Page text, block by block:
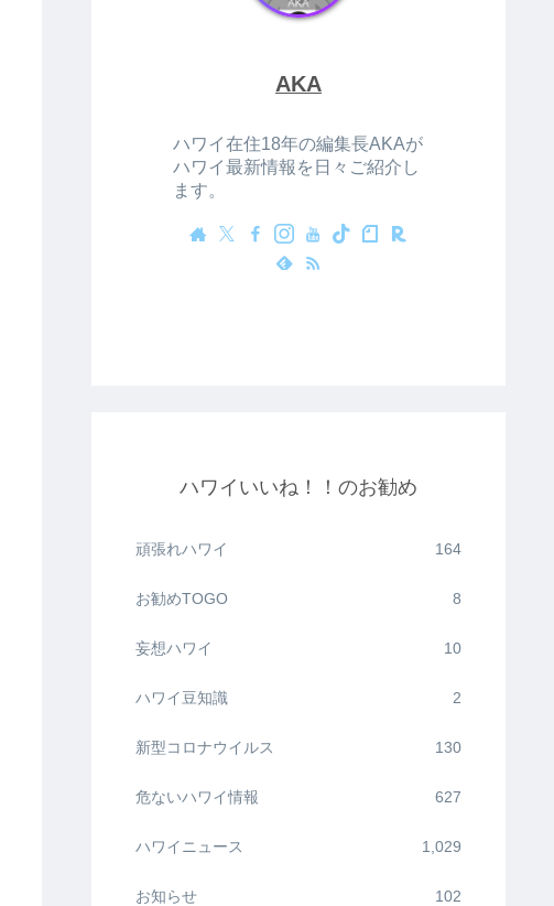
AKA
ハワイ在住18年の編集長AKAが
ハワイ最新情報を日々ご紹介し
ます。
ハワイいいね！！のお勧め
頑張れハワイ 164
お勧めTOGO 8
妄想ハワイ 10
ハワイ豆知識 2
新型コロナウイルス 130
危ないハワイ情報 627
ハワイニュース 1,029
お知らせ 102